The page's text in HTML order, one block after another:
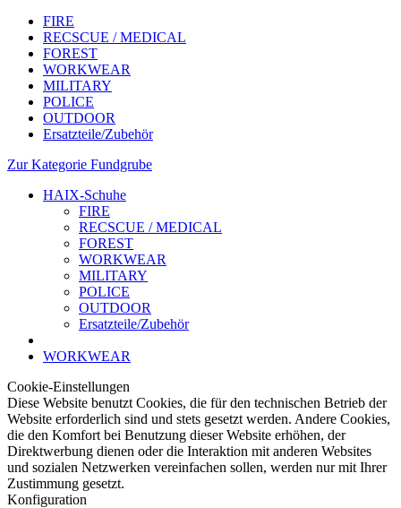
FIRE
RECSCUE / MEDICAL
FOREST
WORKWEAR
MILITARY
POLICE
OUTDOOR
Ersatzteile/Zubehör
Zur Kategorie Fundgrube
HAIX-Schuhe
FIRE
RECSCUE / MEDICAL
FOREST
WORKWEAR
MILITARY
POLICE
OUTDOOR
Ersatzteile/Zubehör
WORKWEAR
Cookie-Einstellungen
Diese Website benutzt Cookies, die für den technischen Betrieb der
Website erforderlich sind und stets gesetzt werden. Andere Cookies,
die den Komfort bei Benutzung dieser Website erhöhen, der
Direktwerbung dienen oder die Interaktion mit anderen Websites
und sozialen Netzwerken vereinfachen sollen, werden nur mit Ihrer
Zustimmung gesetzt.
Konfiguration